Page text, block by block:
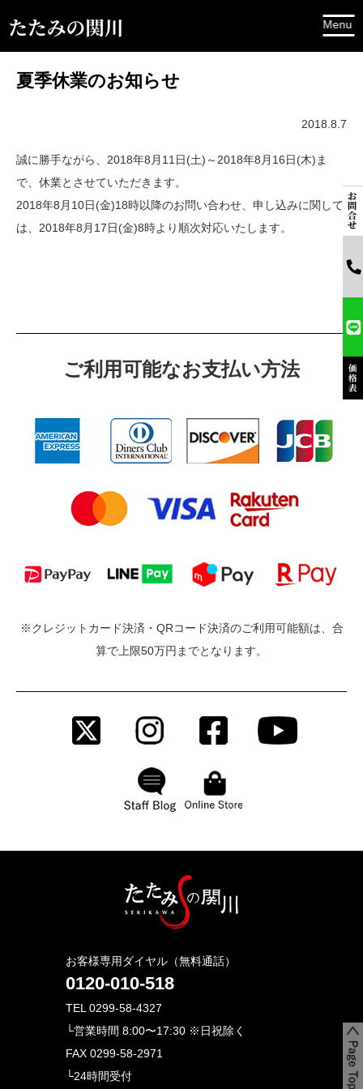
夏季休業のお知らせ
2018.8.7
誠に勝手ながら、2018年8月11日(土)～2018年8月16日(木)ま
で、休業とさせていただきます。
2018年8月10日(金)18時以降のお問い合わせ、申し込みに関して
は、2018年8月17日(金)8時より順次対応いたします。
ご利⽤可能なお⽀払い⽅法
※クレジットカード決済・QRコード決済のご利用可能額は、合
算で上限50万円までとなります。
お客様専用ダイヤル（無料通話）
0120-010-518
TEL 0299-58-4327
└営業時間 8:00〜17:30 ※日祝除く
FAX 0299-58-2971
└24時間受付